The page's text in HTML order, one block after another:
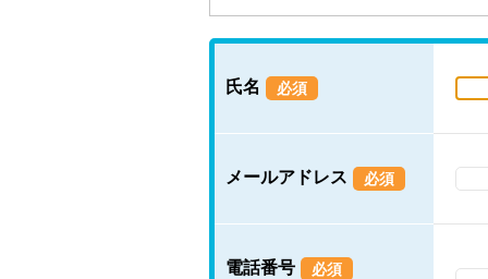
氏名 必須
メールアドレス 必須
電話番号 必須